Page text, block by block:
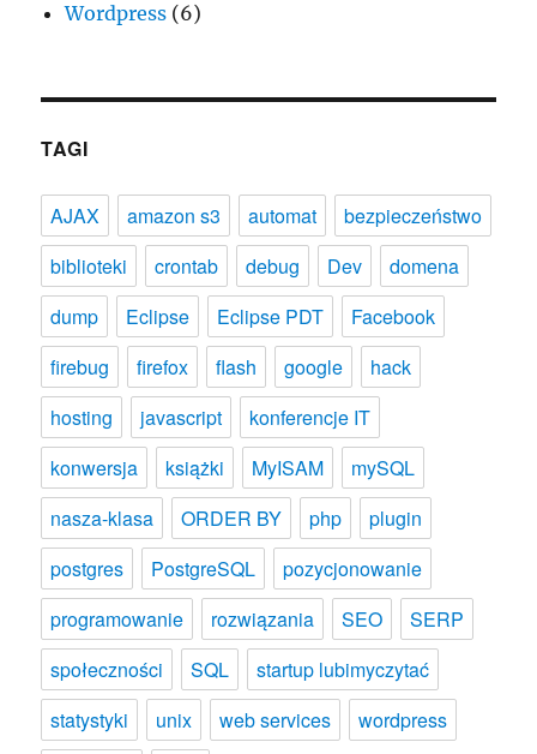
Wordpress (6)
TAGI
AJAX amazon s3 automat
bezpieczeństwo
biblioteki
crontab debug Dev
domena
dump
Eclipse Eclipse PDT
Facebook
firebug
firefox flash google
hack
hosting
javascript
konferencje IT
konwersja
książki MyISAM
mySQL
nasza-klasa
ORDER BY php
plugin
postgres
PostgreSQL
pozycjonowanie
programowanie
rozwiązania SEO
SERP
społeczności
SQL
startup lubimyczytać
statystyki
unix web services
wordpress